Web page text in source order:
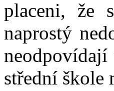
placeni, že
naprostý
střední škole